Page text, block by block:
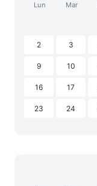
Lun Mar
2 3
9 10
16 17
23 24